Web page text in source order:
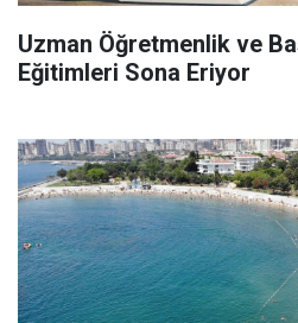
Uzman Öğretmenlik ve
Eğitimleri Sona Eriyor